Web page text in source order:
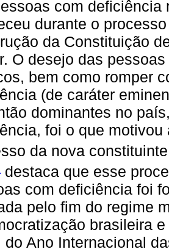
com
durante o
da Constituição
O desejo das
bem como romper
(de caráter
dominantes no
foi o que
da nova
destaca que esse
com deficiência foi
pelo fim do regime
brasileira
do Ano Internacional